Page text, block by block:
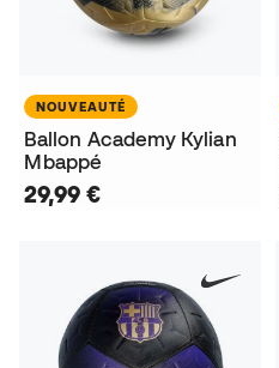
NOUVEAUTÉ
Ballon Academy Kylian
Mbappé
29,99 €